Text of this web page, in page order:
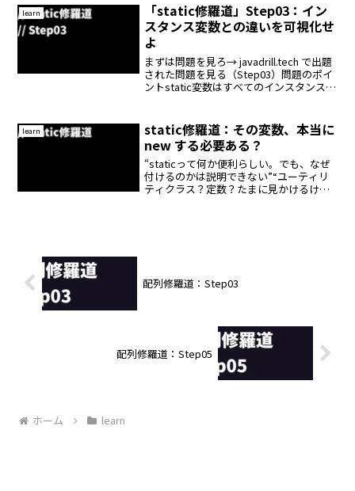
learn
「static修羅道」Step03：イン
スタンス変数との違いを可視化せ
よ
まずは問題を見ろ→ javadrill.tech で出題
された問題を見る（Step03）問題のポイ
ントstatic変数はすべてのインスタンスで
ふるまいの違いを出力結果で...
learn
static修羅道：その変数、本当に
new する必要ある？
“staticって何か便利らしい。でも、なぜ
付けるのかは説明できない”“ユーティリ
ティクラス？定数？たまに見かけるけ
配列修羅道：Step03
配列修羅道：Step05
ホーム learn